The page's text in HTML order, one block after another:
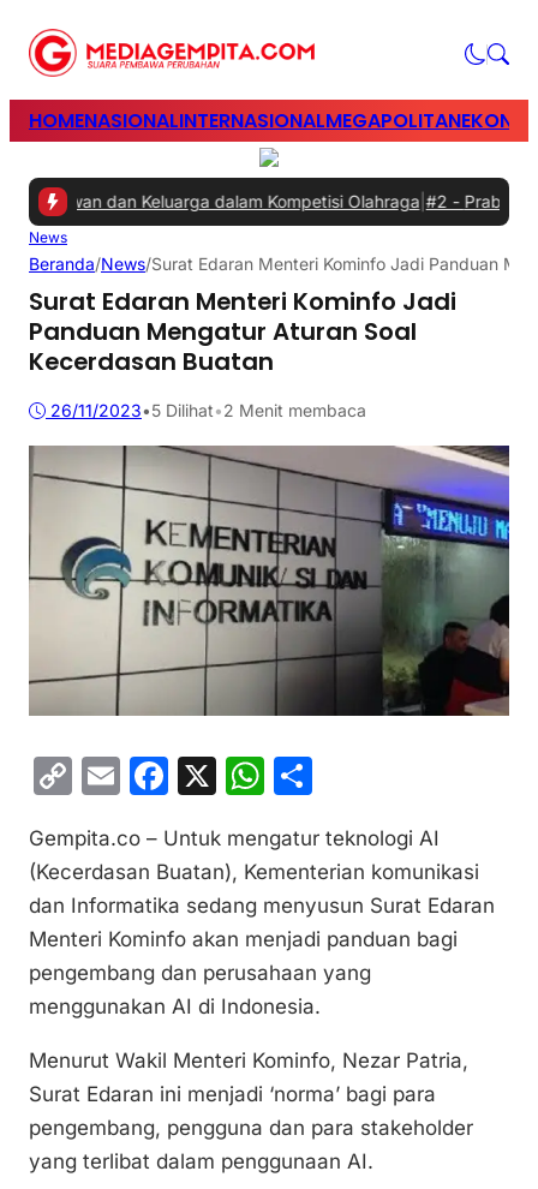
HOMENASIONALINTERNASIONALMEGAPOLITAN
dan Keluarga dalam Kompetisi Olahraga|#2 - Prabowo
News
Beranda/News/Surat Edaran Menteri Kominfo Jadi Panduan
Surat Edaran Menteri Kominfo Jadi
Panduan Mengatur Aturan Soal
Kecerdasan Buatan
26/11/2023•5 Dilihat•2 Menit membaca
C
p
y
Li
n
k
E
ai
l
F
c
e
b
o
o
k
X
W
at
s
A
p
p
ar
e
Gempita.co – Untuk mengatur teknologi AI
(Kecerdasan Buatan), Kementerian komunikasi
dan Informatika sedang menyusun Surat Edaran
Menteri Kominfo akan menjadi panduan bagi
pengembang dan perusahaan yang
menggunakan AI di Indonesia.
Menurut Wakil Menteri Kominfo, Nezar Patria,
Surat Edaran ini menjadi ‘norma’ bagi para
pengembang, pengguna dan para stakeholder
yang terlibat dalam penggunaan AI.